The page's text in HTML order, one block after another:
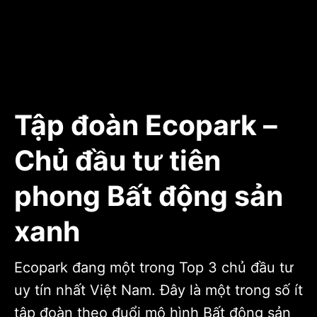
Tập đoàn Ecopark –
Chủ đầu tư tiên
phong Bất động sản
xanh
Ecopark đang một trong Top 3 chủ đầu tư
uy tín nhất Việt Nam. Đây là một trong số ít
tập đoàn theo đuổi mô hình Bất động sản